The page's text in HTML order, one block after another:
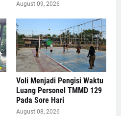
August 09, 2026
Voli Menjadi Pengisi Waktu
Luang Personel TMMD 129
Pada Sore Hari
August 08, 2026